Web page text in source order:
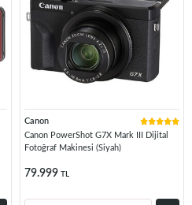
Canon
Canon PowerShot G7X Mark III Dijital
Fotoğraf Makinesi (Siyah)
79.999 TL